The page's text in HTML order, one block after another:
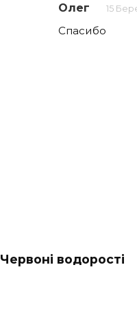
Олег 15
Спасибо
Червоні водорості